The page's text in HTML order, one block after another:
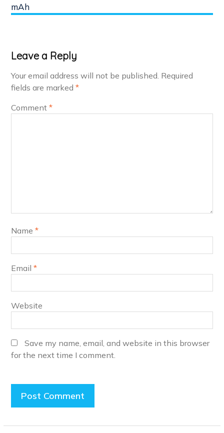
mAh
Leave a Reply
Your email address will not be published. Required
fields are marked *
Comment *
Name *
Email *
Website
Save my name, email, and website in this browser
for the next time I comment.